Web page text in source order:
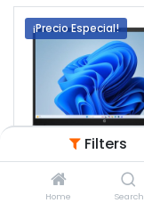
Filters
Home Search
¡Precio Especial!